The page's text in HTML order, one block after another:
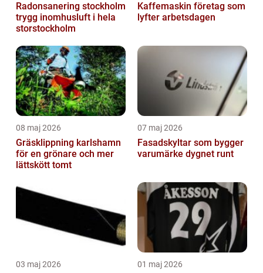
Radonsanering stockholm
trygg inomhusluft i hela
storstockholm
Kaffemaskin företag som
lyfter arbetsdagen
08 maj 2026
Gräsklippning karlshamn
för en grönare och mer
lättskött tomt
07 maj 2026
Fasadskyltar som bygger
varumärke dygnet runt
03 maj 2026 01 maj 2026